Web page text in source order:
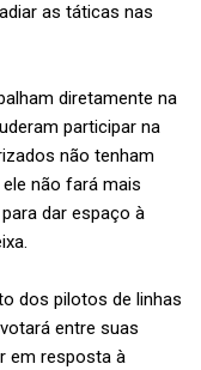
as táticas nas
diretamente na
participar na
não tenham
não fará mais
dar espaço à
dos pilotos de linhas
entre suas
em resposta à